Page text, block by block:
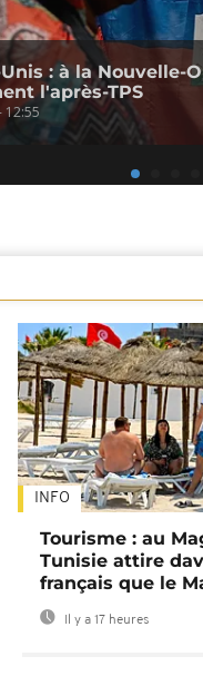
: à la Nouvelle-
l'après-TPS
12:55
INFO
Tourisme : au
Tunisie attire
français que le
Il y a 17 heures